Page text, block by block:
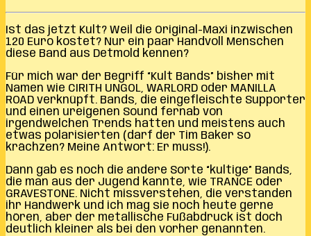
Ist das jetzt Kult? Weil die Original-Maxi inzwischen
120 Euro kostet? Nur ein paar Handvoll Menschen
diese Band aus Detmold kennen?
Für mich war der Begriff “Kult Bands” bisher mit
Namen wie CIRITH UNGOL, WARLORD oder MANILLA
ROAD verknüpft. Bands, die eingefleischte Supporter
und einen ureigenen Sound fernab von
irgendwelchen Trends hatten und meistens auch
etwas polarisierten (darf der Tim Baker so
krächzen? Meine Antwort: Er muss!).
Dann gab es noch die andere Sorte “kultige” Bands,
die man aus der Jugend kannte, wie TRANCE oder
GRAVESTONE. Nicht missverstehen, die verstanden
ihr Handwerk und ich mag sie noch heute gerne
hören, aber der metallische Fußabdruck ist doch
deutlich kleiner als bei den vorher genannten.